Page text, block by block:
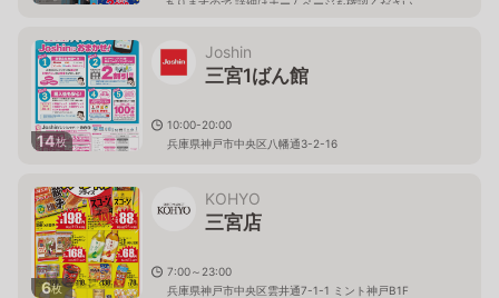
ありますので 詳細はホームページを確認ください
14枚
Joshin
三宮1ばん館
10:00-20:00
兵庫県神戸市中央区八幡通3-2-16
6枚
KOHYO
三宮店
7:00～23:00
兵庫県神戸市中央区雲井通7-1-1 ミント神戸B1F